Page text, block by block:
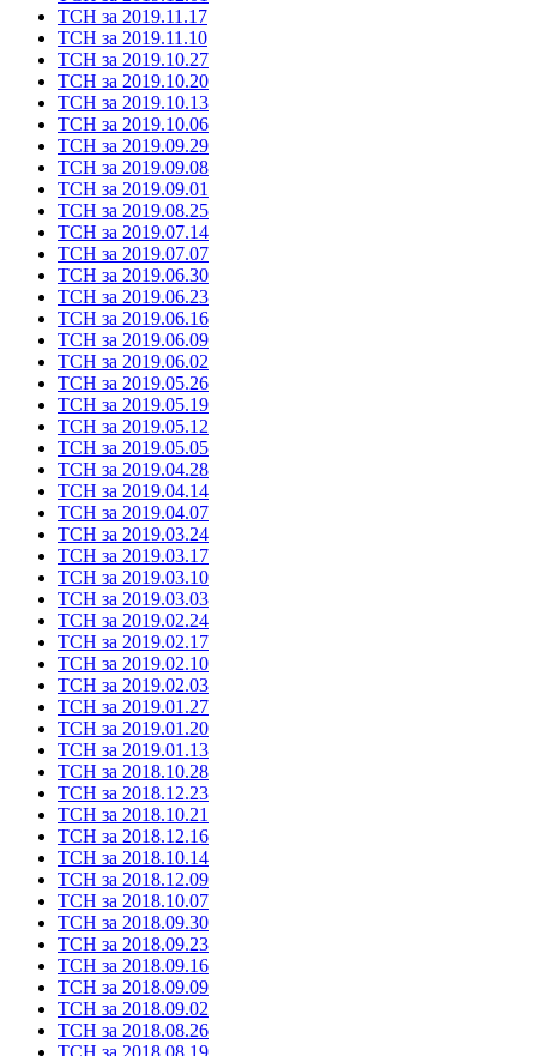
ТСН за 2019.11.17
ТСН за 2019.11.10
ТСН за 2019.10.27
ТСН за 2019.10.20
ТСН за 2019.10.13
ТСН за 2019.10.06
ТСН за 2019.09.29
ТСН за 2019.09.08
ТСН за 2019.09.01
ТСН за 2019.08.25
ТСН за 2019.07.14
ТСН за 2019.07.07
ТСН за 2019.06.30
ТСН за 2019.06.23
ТСН за 2019.06.16
ТСН за 2019.06.09
ТСН за 2019.06.02
ТСН за 2019.05.26
ТСН за 2019.05.19
ТСН за 2019.05.12
ТСН за 2019.05.05
ТСН за 2019.04.28
ТСН за 2019.04.14
ТСН за 2019.04.07
ТСН за 2019.03.24
ТСН за 2019.03.17
ТСН за 2019.03.10
ТСН за 2019.03.03
ТСН за 2019.02.24
ТСН за 2019.02.17
ТСН за 2019.02.10
ТСН за 2019.02.03
ТСН за 2019.01.27
ТСН за 2019.01.20
ТСН за 2019.01.13
ТСН за 2018.10.28
ТСН за 2018.12.23
ТСН за 2018.10.21
ТСН за 2018.12.16
ТСН за 2018.10.14
ТСН за 2018.12.09
ТСН за 2018.10.07
ТСН за 2018.09.30
ТСН за 2018.09.23
ТСН за 2018.09.16
ТСН за 2018.09.09
ТСН за 2018.09.02
ТСН за 2018.08.26
ТСН за 2018.08.19